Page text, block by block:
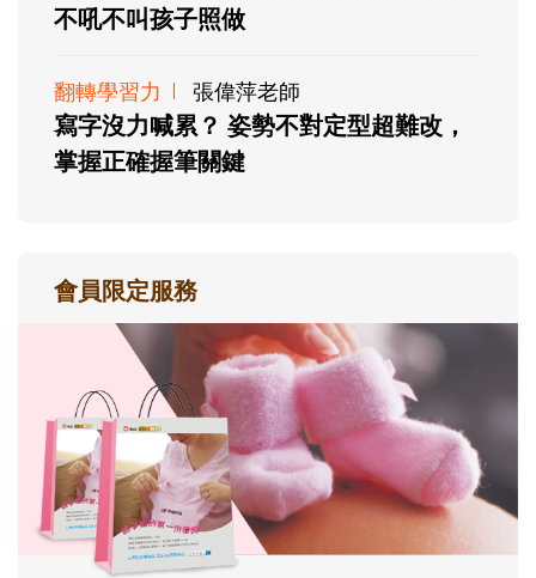
不吼不叫孩子照做
翻轉學習力 張偉萍老師
寫字沒力喊累？ 姿勢不對定型超難改，
掌握正確握筆關鍵
會員限定服務